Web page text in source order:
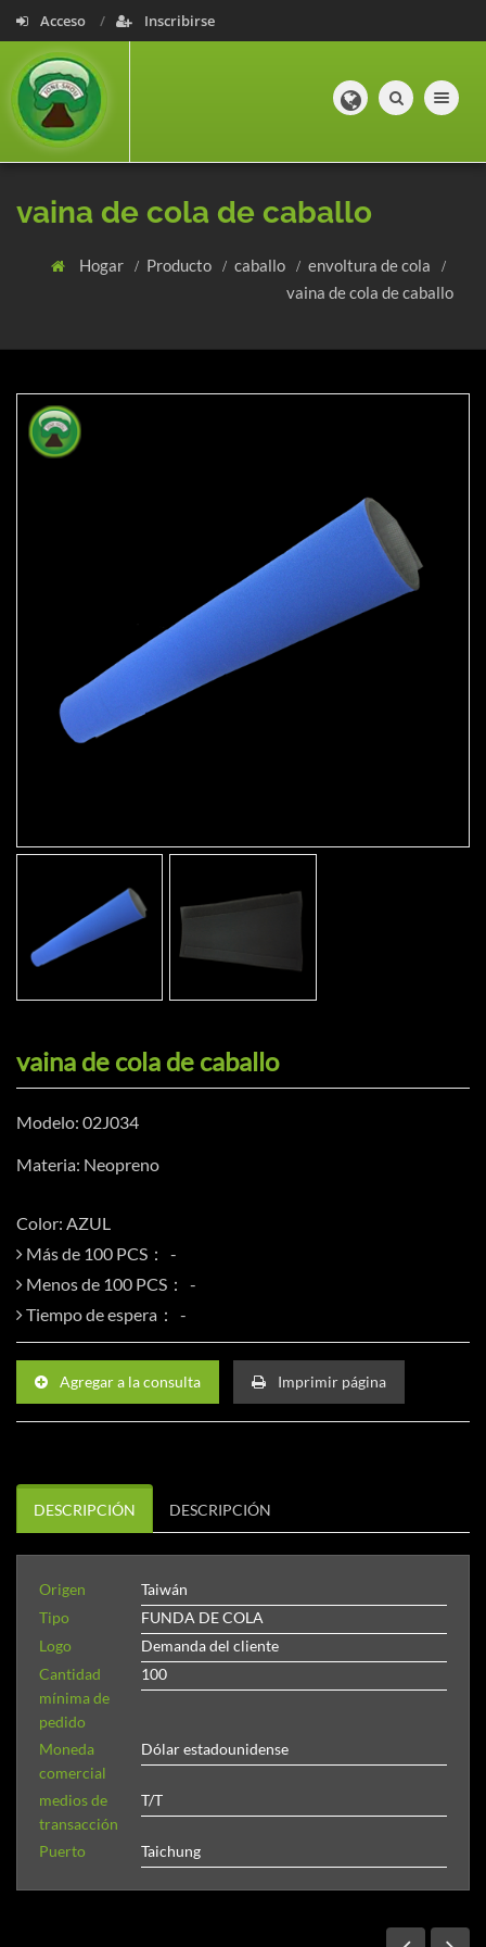
Acceso Inscribirse
Toggle
vaina de cola de caballo
Hogar Producto caballo
envoltura de cola
vaina de cola de caballo
vaina de cola de caballo
Modelo: 02J034
Materia: Neopreno
Color: AZUL
Más de 100 PCS：
Menos de 100 PCS：
Tiempo de espera：
Agregar a la consulta Imprimir página
DESCRIPCIÓN DESCRIPCIÓN
Origen
Taiwán
Tipo
FUNDA DE COLA
Logo
Demanda del cliente
Cantidad
mínima de
pedido
100
Moneda
comercial
Dólar estadounidense
medios de
transacción
T/T
Puerto Taichung